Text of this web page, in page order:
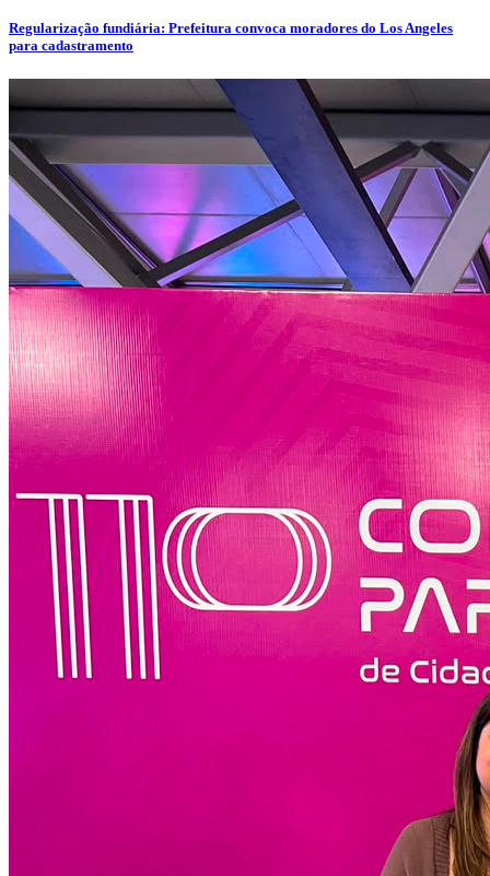
Regularização fundiária: Prefeitura convoca moradores do Los Angeles
para cadastramento